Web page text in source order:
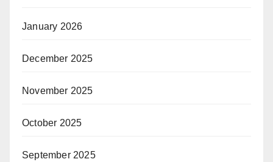
January 2026
December 2025
November 2025
October 2025
September 2025